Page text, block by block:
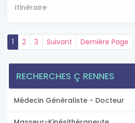
Itinéraire
1 2 3 Suivant Dernière Page
RECHERCHES Ç RENNES
Médecin Généraliste - Docteur